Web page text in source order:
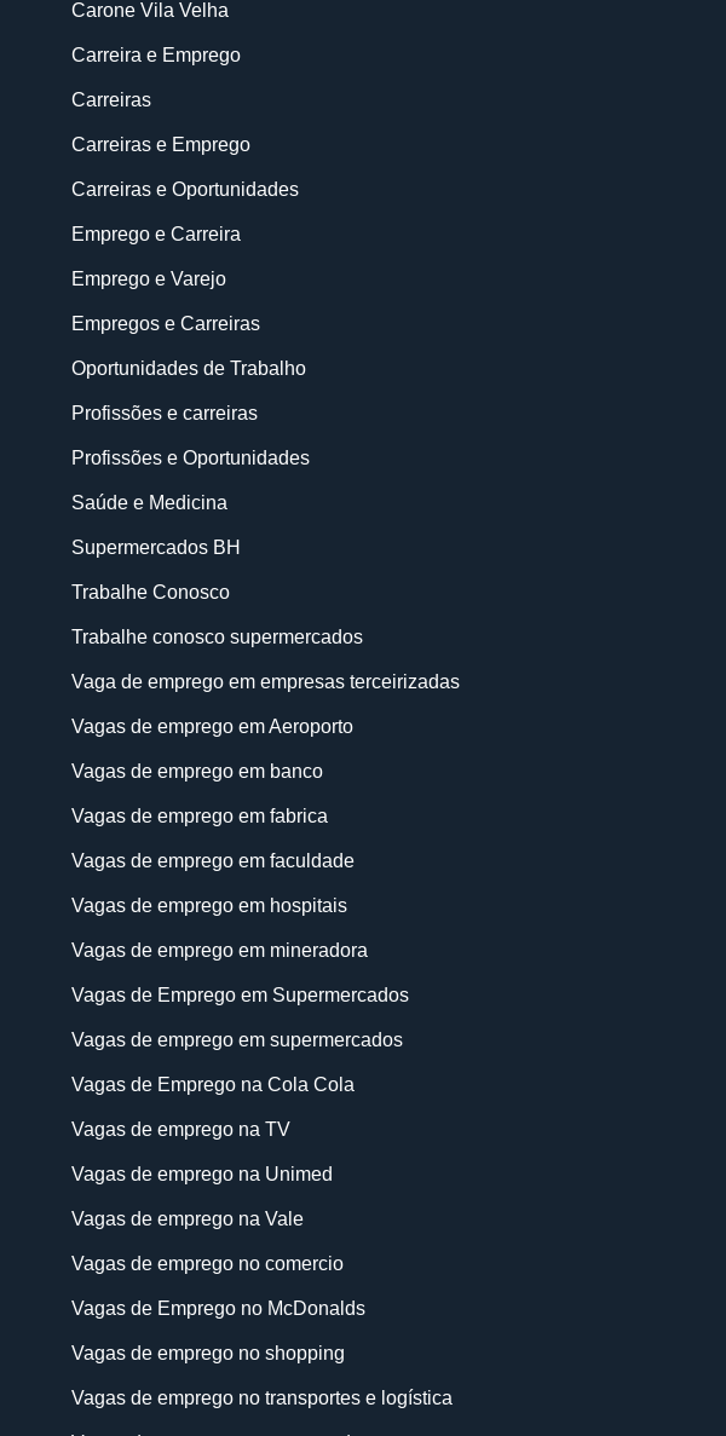
Carone Vila Velha
Carreira e Emprego
Carreiras
Carreiras e Emprego
Carreiras e Oportunidades
Emprego e Carreira
Emprego e Varejo
Empregos e Carreiras
Oportunidades de Trabalho
Profissões e carreiras
Profissões e Oportunidades
Saúde e Medicina
Supermercados BH
Trabalhe Conosco
Trabalhe conosco supermercados
Vaga de emprego em empresas terceirizadas
Vagas de emprego em Aeroporto
Vagas de emprego em banco
Vagas de emprego em fabrica
Vagas de emprego em faculdade
Vagas de emprego em hospitais
Vagas de emprego em mineradora
Vagas de Emprego em Supermercados
Vagas de emprego em supermercados
Vagas de Emprego na Cola Cola
Vagas de emprego na TV
Vagas de emprego na Unimed
Vagas de emprego na Vale
Vagas de emprego no comercio
Vagas de Emprego no McDonalds
Vagas de emprego no shopping
Vagas de emprego no transportes e logística